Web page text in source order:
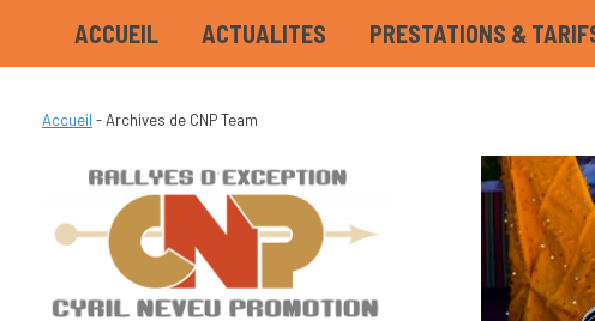
ACCUEIL ACTUALITES PRESTATIONS &
Accueil -Archives de CNP Team